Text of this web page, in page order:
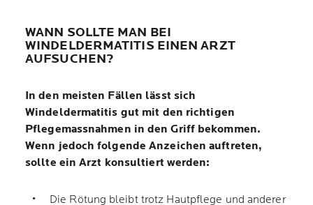
WANN SOLLTE MAN BEI
WINDELDERMATITIS EINEN ARZT
AUFSUCHEN?
In den meisten Fällen lässt sich
Windeldermatitis gut mit den richtigen
Pflegemassnahmen in den Griff bekommen.
Wenn jedoch folgende Anzeichen auftreten,
sollte ein Arzt konsultiert werden:
Die Rötung bleibt trotz Hautpflege und anderer